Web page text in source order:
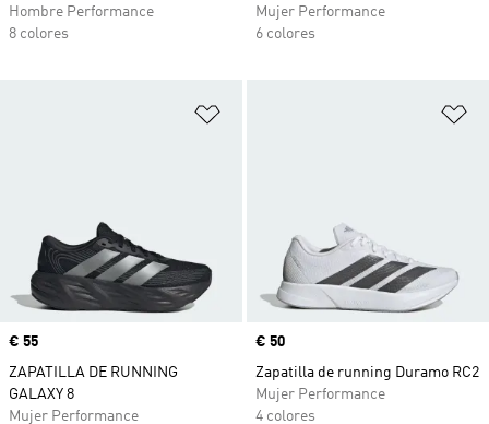
Hombre Performance
8 colores
Mujer Performance
6 colores
Precio
€ 55
ZAPATILLA DE RUNNING
GALAXY 8
Mujer Performance
Precio
€ 50
Zapatilla de running Duramo RC2
Mujer Performance
4 colores